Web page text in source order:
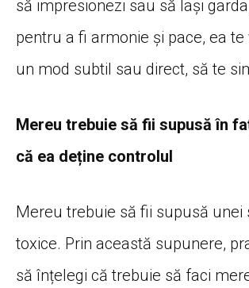
să impresionezi sau să lași
pentru a fi armonie și pace, ea
un mod subtil sau direct, să te
Mereu trebuie să fii supusă în
că ea deține controlul
Mereu trebuie să fii supusă unei
toxice. Prin această supunere,
să înțelegi că trebuie să faci